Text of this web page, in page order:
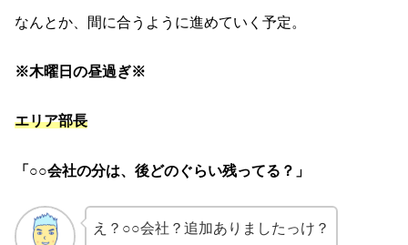
なんとか、間に合うように進めていく予定。
※木曜日の昼過ぎ※
エリア部長
「○○会社の分は、後どのぐらい残ってる？」
え？○○会社？追加ありましたっけ？